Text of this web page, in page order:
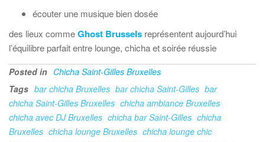
écouter une musique bien dosée
des lieux commeGhost Brussels représentent aujourd’hui
l’équilibre parfait entre lounge, chicha et soirée réussie
Posted in Chicha Saint-Gilles Bruxelles
Tags bar chicha Bruxelles bar chicha Saint-Gilles bar
chicha Saint-Gilles Bruxelles chicha ambiance Bruxelles
chicha avec DJ Bruxelles chicha bar Saint-Gilles chicha
Bruxelles chicha lounge Bruxelles chicha lounge chic